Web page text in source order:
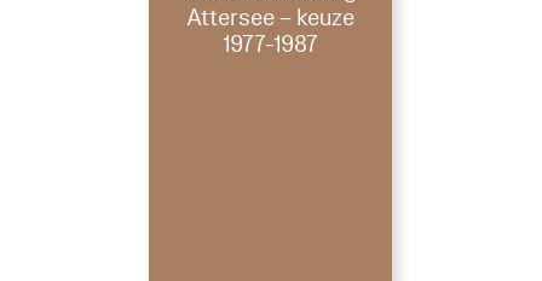
Attersee – keuze
1977-1987